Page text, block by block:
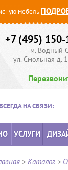
мебель
+7 (495)
м. Водный
ул. Смольная д.
НА СВЯЗИ:
УСЛУГИ
> Каталог >